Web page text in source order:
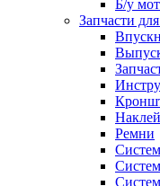
Б/у
Запчасти
Ремни